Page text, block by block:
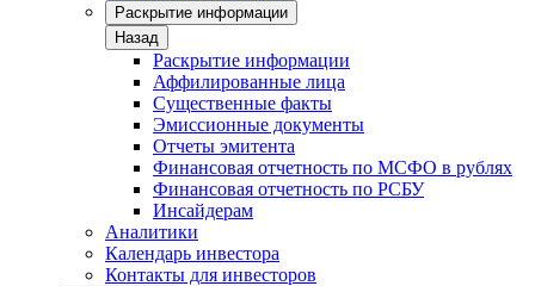
Раскрытие информации
Назад
Раскрытие информации
Аффилированные лица
Существенные факты
Эмиссионные документы
Отчеты эмитента
Финансовая отчетность по МСФО в рублях
Финансовая отчетность по РСБУ
Инсайдерам
Аналитики
Календарь инвестора
Контакты для инвесторов